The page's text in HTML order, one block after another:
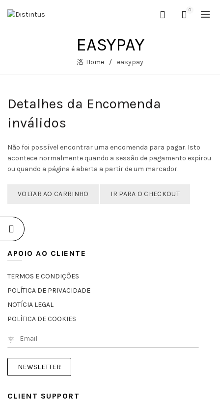
0
EASYPAY
Home easypay
Detalhes da Encomenda
inválidos
Não foi possível encontrar uma encomenda para pagar. Isto
acontece normalmente quando a sessão de pagamento expirou
ou quando a página é aberta a partir de um marcador.
VOLTAR AO CARRINHO IR PARA O CHECKOUT
APOIO AO CLIENTE
TERMOS E CONDIÇÕES
POLÍTICA DE PRIVACIDADE
NOTÍCIA LEGAL
POLÍTICA DE COOKIES
CLIENT SUPPORT